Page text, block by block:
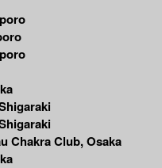
Chakra Club, Osaka